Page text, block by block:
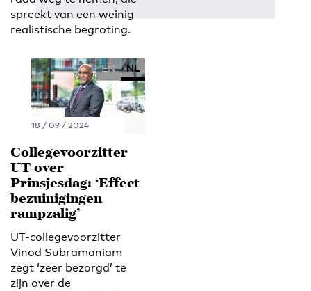
spreekt van een weinig
realistische begroting.
EN NL
18 / 09 / 2024
Collegevoorzitter
UT over
Prinsjesdag: ‘Effect
bezuinigingen
rampzalig’
UT-collegevoorzitter
Vinod Subramaniam
zegt ‘zeer bezorgd’ te
zijn over de